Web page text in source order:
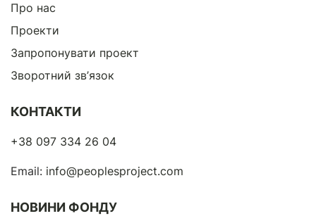
Про нас
Проекти
Запропонувати проект
Зворотний зв’язок
КОНТАКТИ
+38 097 334 26 04
Email: info@peoplesproject.com
НОВИНИ ФОНДУ